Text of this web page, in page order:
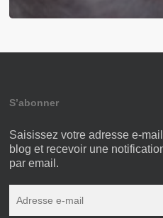
S’abonner
Saisissez votre adresse e-
blog et recevoir une
par email.